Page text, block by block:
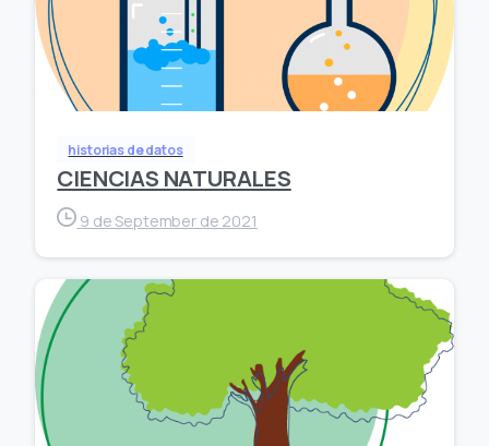
historias de datos
CIENCIAS NATURALES
9 de September de 2021